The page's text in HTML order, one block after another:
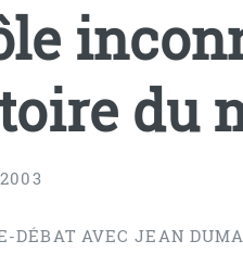
du
DÉBAT AVEC JEAN